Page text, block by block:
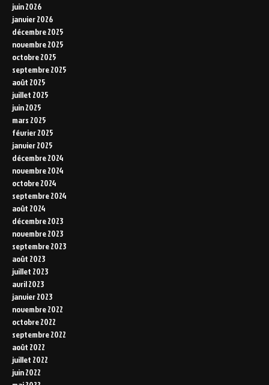
juin 2026
janvier 2026
décembre 2025
novembre 2025
octobre 2025
septembre 2025
août 2025
juillet 2025
juin 2025
mars 2025
février 2025
janvier 2025
décembre 2024
novembre 2024
octobre 2024
septembre 2024
août 2024
décembre 2023
novembre 2023
septembre 2023
août 2023
juillet 2023
avril 2023
janvier 2023
novembre 2022
octobre 2022
septembre 2022
août 2022
juillet 2022
juin 2022